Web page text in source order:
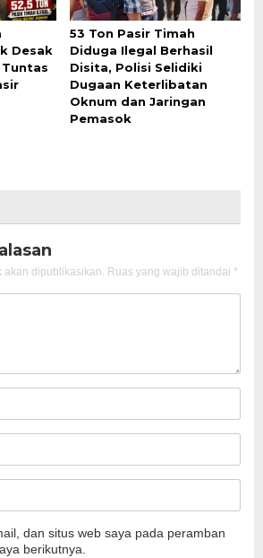
Desak
53 Ton Pasir Timah
Diduga Ilegal Berhasil
Disita, Polisi Selidiki
Dugaan Keterlibatan
Oknum dan Jaringan
Pemasok
akan dipublikasikan. Ruas yang wajib ditandai *
dan situs web saya pada peramban
berikutnya.